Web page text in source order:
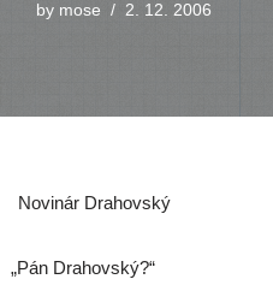
by mose 2. 12. 2006
Novinár Drahovský
„Pán Drahovský?“